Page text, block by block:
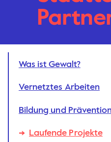
Was ist Gewalt?
Vernetztes Arbeiten
Bildung und
Laufende Projekte